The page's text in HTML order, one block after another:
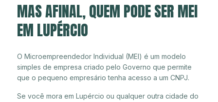
MAS AFINAL, QUEM PODE SER MEI
EM LUPÉRCIO
O Microempreendedor Individual (MEI) é um modelo
simples de empresa criado pelo Governo que permite
que o pequeno empresário tenha acesso a um CNPJ.
Se você mora em Lupércio ou qualquer outra cidade do